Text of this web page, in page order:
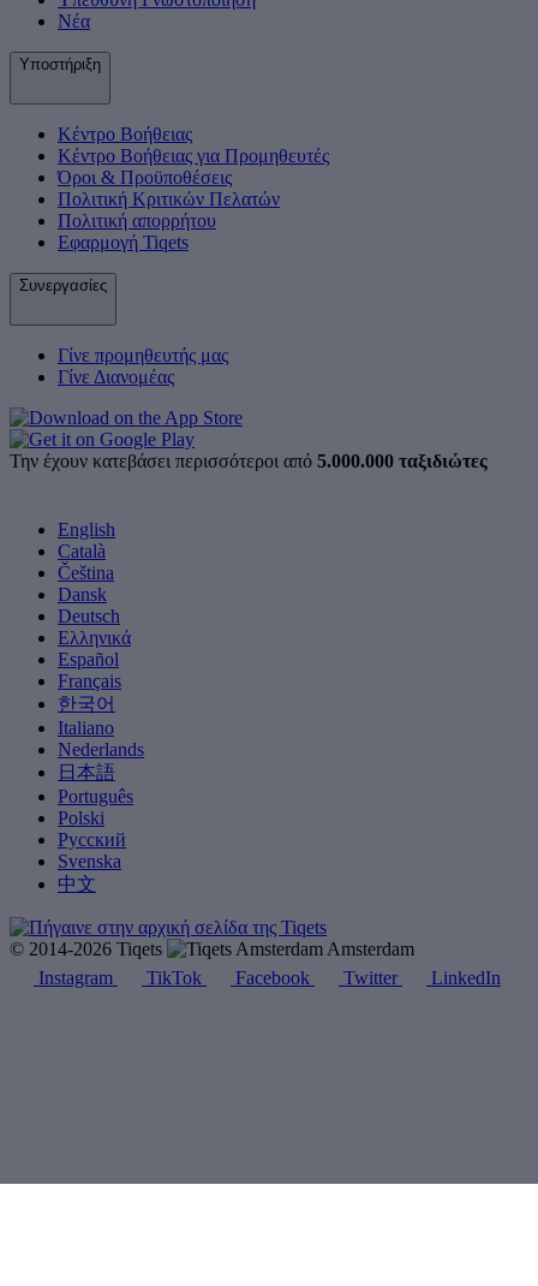
Νέα
Υποστήριξη
Κέντρο Βοήθειας
Κέντρο Βοήθειας για Προμηθευτές
Όροι & Προϋποθέσεις
Πολιτική Κριτικών Πελατών
Πολιτική απορρήτου
Εφαρμογή Tiqets
Συνεργασίες
Γίνε προμηθευτής μας
Γίνε Διανομέας
Την έχουν κατεβάσει περισσότεροι από 5.000.000 ταξιδιώτες
English
Català
Čeština
Dansk
Deutsch
Ελληνικά
Español
Français
한국어
Italiano
Nederlands
日本語
Português
Polski
Русский
Svenska
中文
© 2014-2026 Tiqets
Amsterdam
Instagram
TikTok Facebook Twitter LinkedIn